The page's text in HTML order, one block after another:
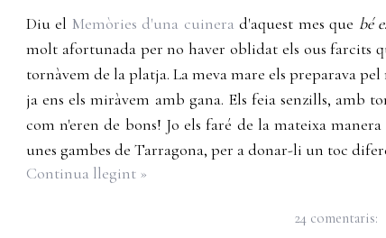
Diu el Memòries d'una cuinera d'aquest mes que bé
molt afortunada per no haver oblidat els ous farcits
tornàvem de la platja. La meva mare els preparava
ja ens els miràvem amb gana. Els feia senzills, amb
com n'eren de bons! Jo els faré de la mateixa
unes gambes de Tarragona, per a donar-li un toc
Continua llegint »
24 comentaris: